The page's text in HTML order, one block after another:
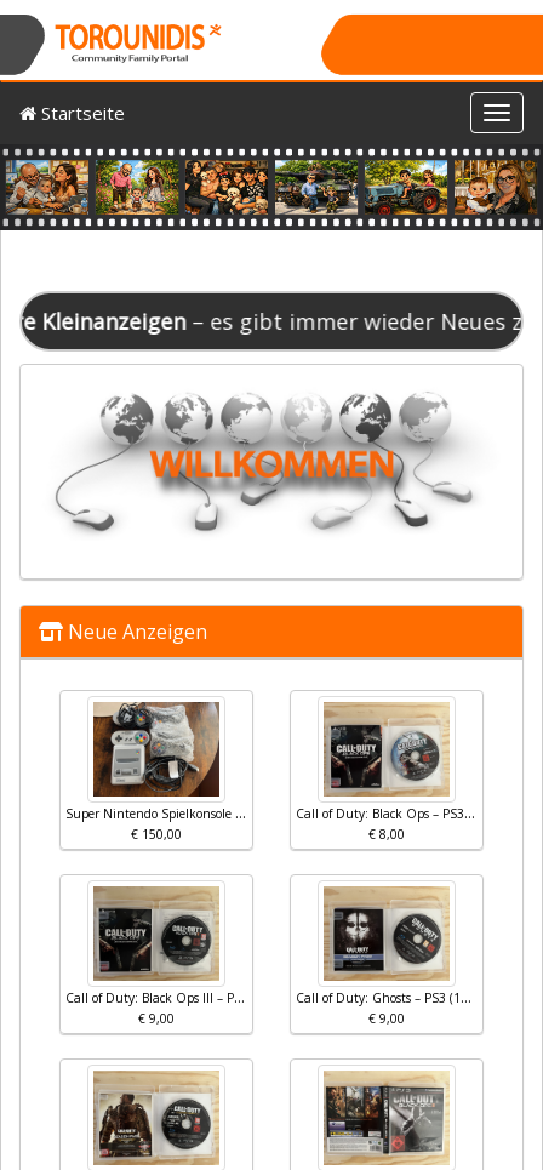
Startseite
Previous
– es gibt immer wieder Neues zu entdecken!
Neue Anzeigen
Super Nintendo Spielkonsole Mini SNES
€ 150,00
Call of Duty: Black Ops – PS3 (Teil 1 – Deutsch)
€ 8,00
Call of Duty: Black Ops III – PS3 (Multiplayer + Zombies Version)
€ 9,00
Call of Duty: Ghosts – PS3 (100% Uncut)
€ 9,00